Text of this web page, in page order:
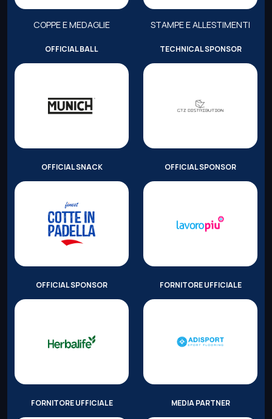
COPPE E MEDAGLIE STAMPE E ALLESTIMENTI
OFFICIAL BALL TECHNICAL SPONSOR
OFFICIAL SNACK OFFICIAL SPONSOR
OFFICIAL SPONSOR FORNITORE UFFICIALE
FORNITORE UFFICIALE MEDIA PARTNER